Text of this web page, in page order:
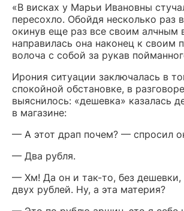
«В висках у Марьи Ивановны
пересохло. Обойдя несколько раз
окинув еще раз все своим алчным
направилась она наконец к своим
волоча с собой за рукав
Ирония ситуации заключалась в
спокойной обстановке, в
выяснилось: «дешевка» казалась
в магазине:
— А этот драп почем? — спросил
— Два рубля.
— Хм! Да он и так-то, без дешевки,
двух рублей. Ну, а эта материя?